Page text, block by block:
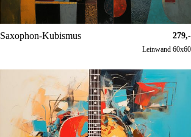
Saxophon-Kubismus 279,-
Leinwand 60x60